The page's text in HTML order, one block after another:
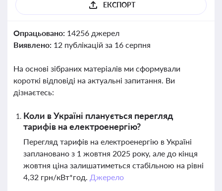
ЕКСПОРТ
Опрацьовано: 14256 джерел
Виявлено: 12 публікацій за 16 серпня
На основі зібраних матеріалів ми сформували
короткі відповіді на актуальні запитання. Ви
дізнаєтесь:
Коли в Україні планується перегляд
тарифів на електроенергію?
Перегляд тарифів на електроенергію в Україні
заплановано з 1 жовтня 2025 року, але до кінця
жовтня ціна залишатиметься стабільною на рівні
4,32 грн/кВт*год. Джерело